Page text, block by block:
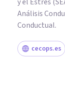
Análisis
Conductual.
cecops.es